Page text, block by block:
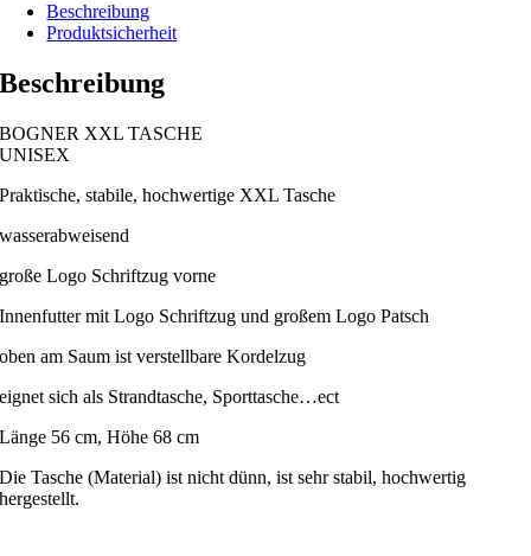
Beschreibung
Produktsicherheit
Beschreibung
BOGNER XXL TASCHE
UNISEX
Praktische, stabile, hochwertige XXL Tasche
wasserabweisend
große Logo Schriftzug vorne
Innenfutter mit Logo Schriftzug und großem Logo Patsch
oben am Saum ist verstellbare Kordelzug
eignet sich als Strandtasche, Sporttasche…ect
Länge 56 cm, Höhe 68 cm
Die Tasche (Material) ist nicht dünn, ist sehr stabil, hochwertig
hergestellt.